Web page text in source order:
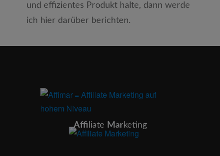
und effizientes Produkt halte, dann werde
ich hier darüber berichten.
Affi liate Marketing